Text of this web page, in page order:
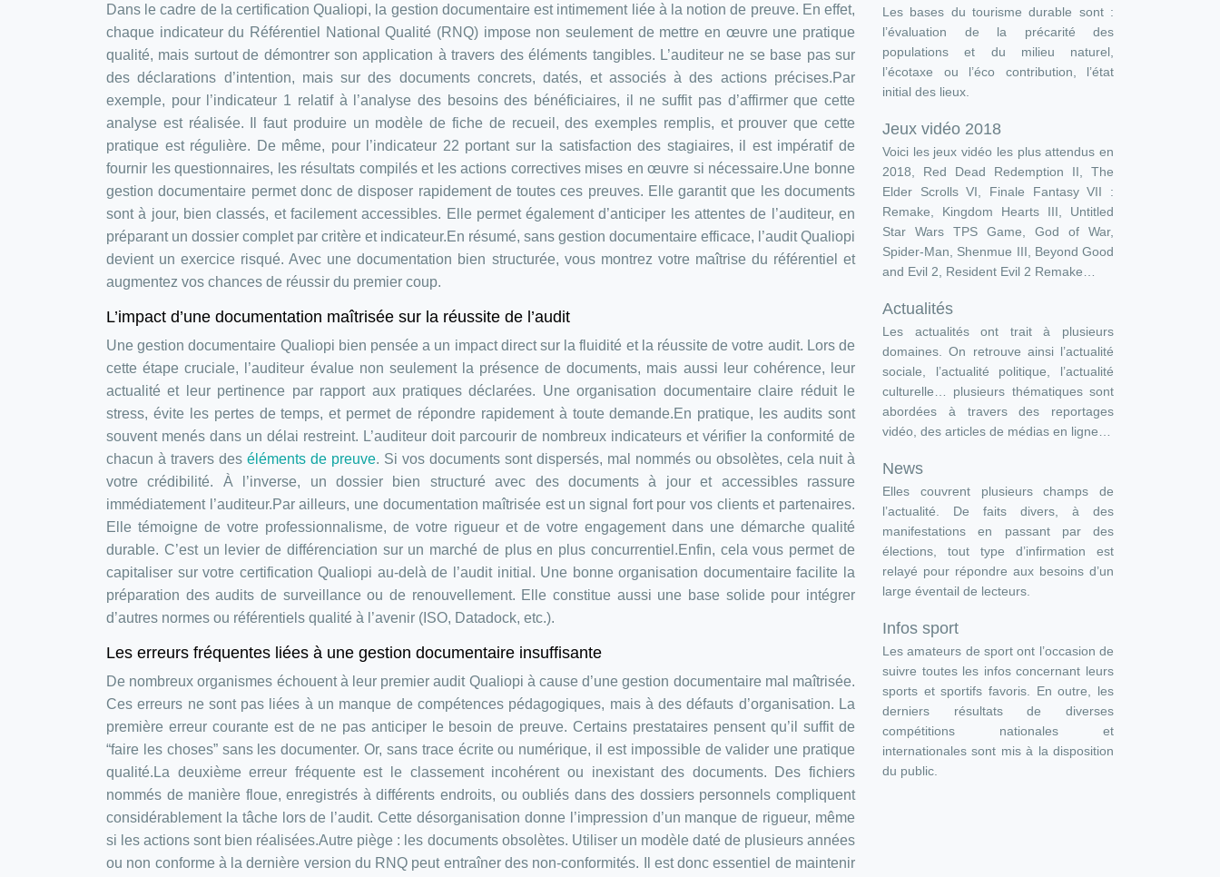
Dans le cadre de la certification Qualiopi, la gestion documentaire est intimement liée à la notion de preuve. En effet,
chaque indicateur du Référentiel National Qualité (RNQ) impose non seulement de mettre en œuvre une pratique
qualité, mais surtout de démontrer son application à travers des éléments tangibles. L’auditeur ne se base pas sur
des déclarations d’intention, mais sur des documents concrets, datés, et associés à des actions précises.Par
exemple, pour l’indicateur 1 relatif à l’analyse des besoins des bénéficiaires, il ne suffit pas d’affirmer que cette
analyse est réalisée. Il faut produire un modèle de fiche de recueil, des exemples remplis, et prouver que cette
pratique est régulière. De même, pour l’indicateur 22 portant sur la satisfaction des stagiaires, il est impératif de
fournir les questionnaires, les résultats compilés et les actions correctives mises en œuvre si nécessaire.Une bonne
gestion documentaire permet donc de disposer rapidement de toutes ces preuves. Elle garantit que les documents
sont à jour, bien classés, et facilement accessibles. Elle permet également d’anticiper les attentes de l’auditeur, en
préparant un dossier complet par critère et indicateur.En résumé, sans gestion documentaire efficace, l’audit Qualiopi
devient un exercice risqué. Avec une documentation bien structurée, vous montrez votre maîtrise du référentiel et
augmentez vos chances de réussir du premier coup.
L’impact d’une documentation maîtrisée sur la réussite de l’audit
Une gestion documentaire Qualiopi bien pensée a un impact direct sur la fluidité et la réussite de votre audit. Lors de
cette étape cruciale, l’auditeur évalue non seulement la présence de documents, mais aussi leur cohérence, leur
actualité et leur pertinence par rapport aux pratiques déclarées. Une organisation documentaire claire réduit le
stress, évite les pertes de temps, et permet de répondre rapidement à toute demande.En pratique, les audits sont
souvent menés dans un délai restreint. L’auditeur doit parcourir de nombreux indicateurs et vérifier la conformité de
chacun à travers des éléments de preuve. Si vos documents sont dispersés, mal nommés ou obsolètes, cela nuit à
votre crédibilité. À l’inverse, un dossier bien structuré avec des documents à jour et accessibles rassure
immédiatement l’auditeur.Par ailleurs, une documentation maîtrisée est un signal fort pour vos clients et partenaires.
Elle témoigne de votre professionnalisme, de votre rigueur et de votre engagement dans une démarche qualité
durable. C’est un levier de différenciation sur un marché de plus en plus concurrentiel.Enfin, cela vous permet de
capitaliser sur votre certification Qualiopi au-delà de l’audit initial. Une bonne organisation documentaire facilite la
préparation des audits de surveillance ou de renouvellement. Elle constitue aussi une base solide pour intégrer
d’autres normes ou référentiels qualité à l’avenir (ISO, Datadock, etc.).
Les erreurs fréquentes liées à une gestion documentaire insuffisante
De nombreux organismes échouent à leur premier audit Qualiopi à cause d’une gestion documentaire mal maîtrisée.
Ces erreurs ne sont pas liées à un manque de compétences pédagogiques, mais à des défauts d’organisation. La
première erreur courante est de ne pas anticiper le besoin de preuve. Certains prestataires pensent qu’il suffit de
“faire les choses” sans les documenter. Or, sans trace écrite ou numérique, il est impossible de valider une pratique
qualité.La deuxième erreur fréquente est le classement incohérent ou inexistant des documents. Des fichiers
nommés de manière floue, enregistrés à différents endroits, ou oubliés dans des dossiers personnels compliquent
considérablement la tâche lors de l’audit. Cette désorganisation donne l’impression d’un manque de rigueur, même
si les actions sont bien réalisées.Autre piège : les documents obsolètes. Utiliser un modèle daté de plusieurs années
ou non conforme à la dernière version du RNQ peut entraîner des non-conformités. Il est donc essentiel de maintenir
Les bases du tourisme durable sont :
l’évaluation de la précarité des
populations et du milieu naturel,
l’écotaxe ou l’éco contribution, l’état
initial des lieux.
Jeux vidéo 2018
Voici les jeux vidéo les plus attendus en
2018, Red Dead Redemption II, The
Elder Scrolls VI, Finale Fantasy VII :
Remake, Kingdom Hearts III, Untitled
Star Wars TPS Game, God of War,
Spider-Man, Shenmue III, Beyond Good
and Evil 2, Resident Evil 2 Remake…
Actualités
Les actualités ont trait à plusieurs
domaines. On retrouve ainsi l’actualité
sociale, l’actualité politique, l’actualité
culturelle… plusieurs thématiques sont
abordées à travers des reportages
vidéo, des articles de médias en ligne…
News
Elles couvrent plusieurs champs de
l’actualité. De faits divers, à des
manifestations en passant par des
élections, tout type d’infirmation est
relayé pour répondre aux besoins d’un
large éventail de lecteurs.
Infos sport
Les amateurs de sport ont l’occasion de
suivre toutes les infos concernant leurs
sports et sportifs favoris. En outre, les
derniers résultats de diverses
compétitions nationales et
internationales sont mis à la disposition
du public.